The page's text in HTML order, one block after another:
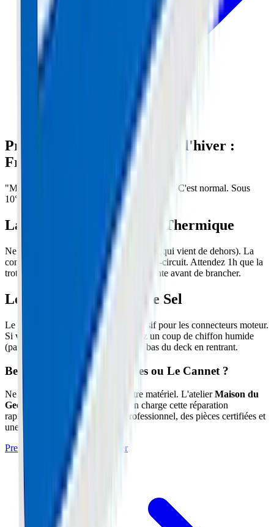
Préparer sa trottinette pour l'hiver :
Froid, Sel et Batterie
"Ma trottinette a perdu 10km d'autonomie !" C'est normal. Sous
10°C, la chimie du Lithium ralentit.
La Règle d'Or : Le Choc Thermique
Ne chargez JAMAIS une batterie gelée (qui vient de dehors). La
condensation interne peut créer un court-circuit. Attendez 1h que la
trottinette revienne à température ambiante avant de brancher.
Le Tueur Silencieux : Le Sel
Le sel de déneigement est ultra-corrosif pour les connecteurs moteur.
Si vous roulez sur route salée, passez un coup de chiffon humide
(pas de jet d'eau !) sur les roues et le bas du deck en rentrant.
Besoin d'un expert à Cannes ou Le Cannet ?
Ne prenez pas de risques avec votre matériel. L'atelierMaison du
Geek
situé à Cannes (06) prend en charge cette réparation
rapidement avec un diagnostic professionnel, des pièces certifiées et
une garantie de 1 an.
Prendre Rendez-vous à l'Atelier